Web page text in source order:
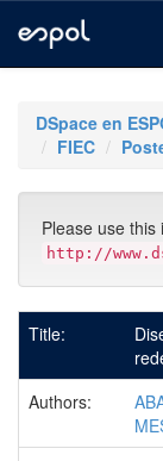
navigationDSpace en
FIEC
Please use
http://
Title:
Authors: